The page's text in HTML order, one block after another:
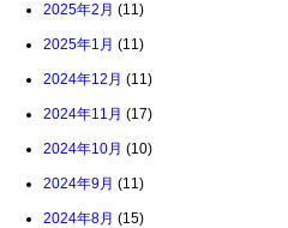
2025年2月 (11)
2025年1月 (11)
2024年12月 (11)
2024年11月 (17)
2024年10月 (10)
2024年9月 (11)
2024年8月 (15)